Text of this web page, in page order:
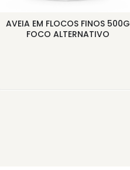
AVEIA EM FLOCOS FINOS 500G
FOCO ALTERNATIVO